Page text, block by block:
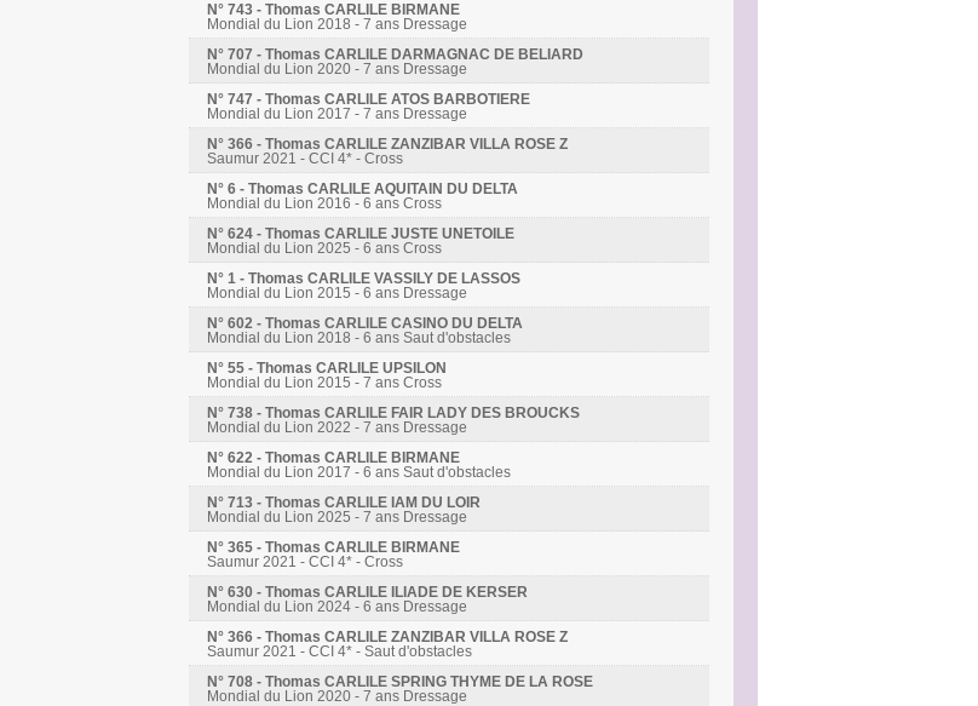
N° 743 - Thomas CARLILE BIRMANE
Mondial du Lion 2018 - 7 ans Dressage
N° 707 - Thomas CARLILE DARMAGNAC DE BELIARD
Mondial du Lion 2020 - 7 ans Dressage
N° 747 - Thomas CARLILE ATOS BARBOTIERE
Mondial du Lion 2017 - 7 ans Dressage
N° 366 - Thomas CARLILE ZANZIBAR VILLA ROSE Z
Saumur 2021 - CCI 4* - Cross
N° 6 - Thomas CARLILE AQUITAIN DU DELTA
Mondial du Lion 2016 - 6 ans Cross
N° 624 - Thomas CARLILE JUSTE UNETOILE
Mondial du Lion 2025 - 6 ans Cross
N° 1 - Thomas CARLILE VASSILY DE LASSOS
Mondial du Lion 2015 - 6 ans Dressage
N° 602 - Thomas CARLILE CASINO DU DELTA
Mondial du Lion 2018 - 6 ans Saut d'obstacles
N° 55 - Thomas CARLILE UPSILON
Mondial du Lion 2015 - 7 ans Cross
N° 738 - Thomas CARLILE FAIR LADY DES BROUCKS
Mondial du Lion 2022 - 7 ans Dressage
N° 622 - Thomas CARLILE BIRMANE
Mondial du Lion 2017 - 6 ans Saut d'obstacles
N° 713 - Thomas CARLILE IAM DU LOIR
Mondial du Lion 2025 - 7 ans Dressage
N° 365 - Thomas CARLILE BIRMANE
Saumur 2021 - CCI 4* - Cross
N° 630 - Thomas CARLILE ILIADE DE KERSER
Mondial du Lion 2024 - 6 ans Dressage
N° 366 - Thomas CARLILE ZANZIBAR VILLA ROSE Z
Saumur 2021 - CCI 4* - Saut d'obstacles
N° 708 - Thomas CARLILE SPRING THYME DE LA ROSE
Mondial du Lion 2020 - 7 ans Dressage